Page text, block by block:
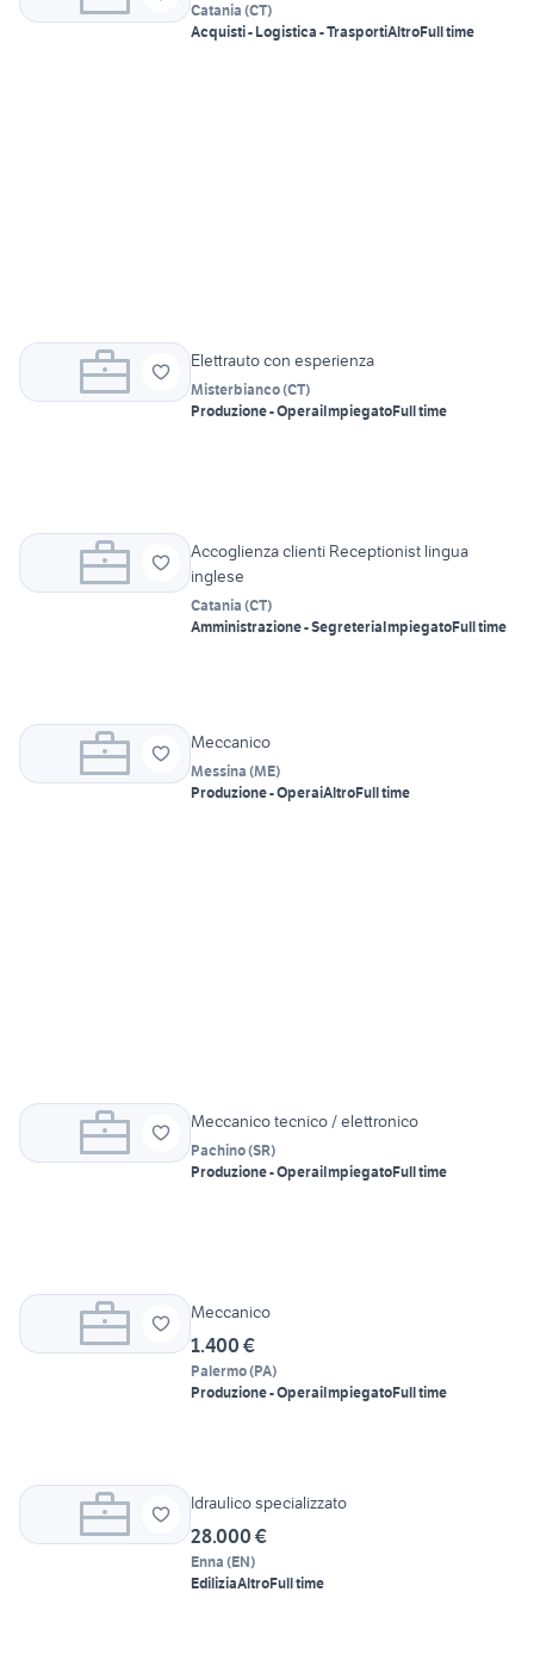
Catania (CT)
Acquisti - Logistica - TrasportiAltroFull time
Elettrauto con esperienza
Misterbianco(CT)
Produzione - OperaiImpiegatoFull time
Accoglienza clienti Receptionist lingua
inglese
Catania (CT)
Amministrazione - SegreteriaImpiegatoFull time
Meccanico
Messina (ME)
Produzione - OperaiAltroFull time
Meccanico tecnico / elettronico
Pachino(SR)
Produzione - OperaiImpiegatoFull time
Meccanico
1.400 €
Palermo(PA)
Produzione - OperaiImpiegatoFull time
Idraulico specializzato
28.000 €
Enna (EN)
EdiliziaAltroFull time